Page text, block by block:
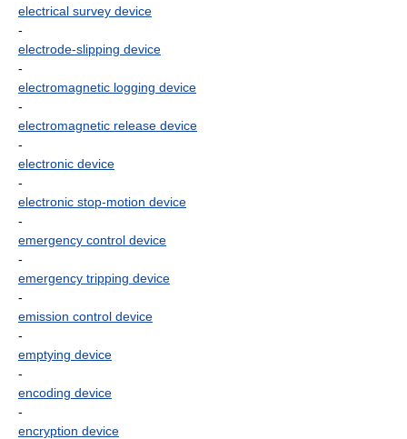
electrical survey device
-
electrode-slipping device
-
electromagnetic logging device
-
electromagnetic release device
-
electronic device
-
electronic stop-motion device
-
emergency control device
-
emergency tripping device
-
emission control device
-
emptying device
-
encoding device
-
encryption device